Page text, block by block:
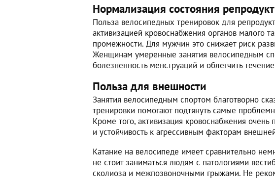
Нормализация состояния
Польза велосипедных тренировок для
активизацией кровоснабжения органов малого
промежности. Для мужчин это снижает риск
Женщинам умеренные занятия велосипедным
болезненность менструаций и облегчить
Польза для внешности
Занятия велосипедным спортом благотворно
тренировки помогают подтянуть самые
Кроме того, активизация кровоснабжения
и устойчивость к агрессивным факторам
Катание на велосипеде имеет сравнительно
не стоит заниматься людям с патологиями
сколиоза и межпозвоночными грыжами. Не